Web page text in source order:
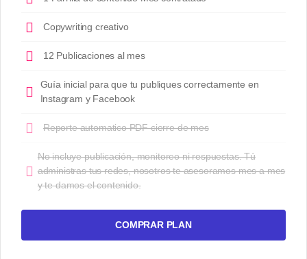
Copywriting creativo
12 Publicaciones al mes
Guía inicial para que tu publiques correctamente en
Instagram y Facebook
Reporte automatico PDF cierre de mes
No incluye publicación, monitoreo ni respuestas. Tú
administras tus redes, nosotros te asesoramos mes a mes
y te damos el contenido.
COMPRAR PLAN